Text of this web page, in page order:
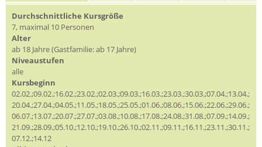
Durchschnittliche Kursgröße
7, maximal 10 Personen
Alter
ab 18 Jahre (Gastfamilie: ab 17 Jahre)
Niveaustufen
alle
Kursbeginn
02.02.;09.02.;16.02.;23.02.;02.03.;09.03.;16.03.;23.03.;30.03.;07.04.;13.04.;
20.04.;27.04.;04.05.;11.05.;18.05.;25.05.;01.06.;08.06.;15.06.;22.06.;29.06.;
06.07.;13.07.;20.07.;27.07.;03.08.;10.08.;17.08.;24.08.;31.08.;07.09.;14.09.;
21.09.;28.09.;05.10.;12.10.;19.10.;26.10.;02.11.;09.11.;16.11.;23.11.;30.11.;
07.12.;14.12